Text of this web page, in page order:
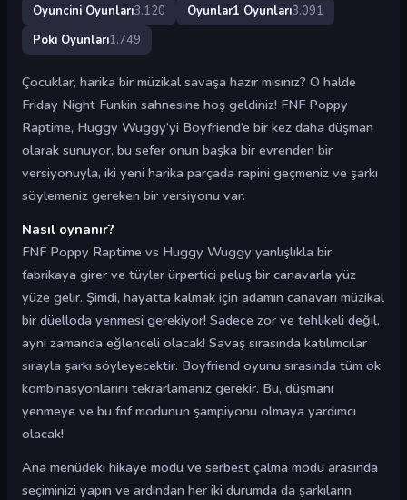
Oyuncini Oyunları3.120 Oyunlar1 Oyunları3.091
Poki Oyunları1.749
Çocuklar, harika bir müzikal savaşa hazır mısınız? O halde
Friday Night Funkin sahnesine hoş geldiniz! FNF Poppy
Raptime, Huggy Wuggy’yi Boyfriend’e bir kez daha düşman
olarak sunuyor, bu sefer onun başka bir evrenden bir
versiyonuyla, iki yeni harika parçada rapini geçmeniz ve şarkı
söylemeniz gereken bir versiyonu var.
Nasıl oynanır?
FNF Poppy Raptime vs Huggy Wuggy yanlışlıkla bir
fabrikaya girer ve tüyler ürpertici peluş bir canavarla yüz
yüze gelir. Şimdi, hayatta kalmak için adamın canavarı müzikal
bir düelloda yenmesi gerekiyor! Sadece zor ve tehlikeli değil,
aynı zamanda eğlenceli olacak! Savaş sırasında katılımcılar
sırayla şarkı söyleyecektir. Boyfriend oyunu sırasında tüm ok
kombinasyonlarını tekrarlamanız gerekir. Bu, düşmanı
yenmeye ve bu fnf modunun şampiyonu olmaya yardımcı
olacak!
Ana menüdeki hikaye modu ve serbest çalma modu arasında
seçiminizi yapın ve ardından her iki durumda da şarkıların